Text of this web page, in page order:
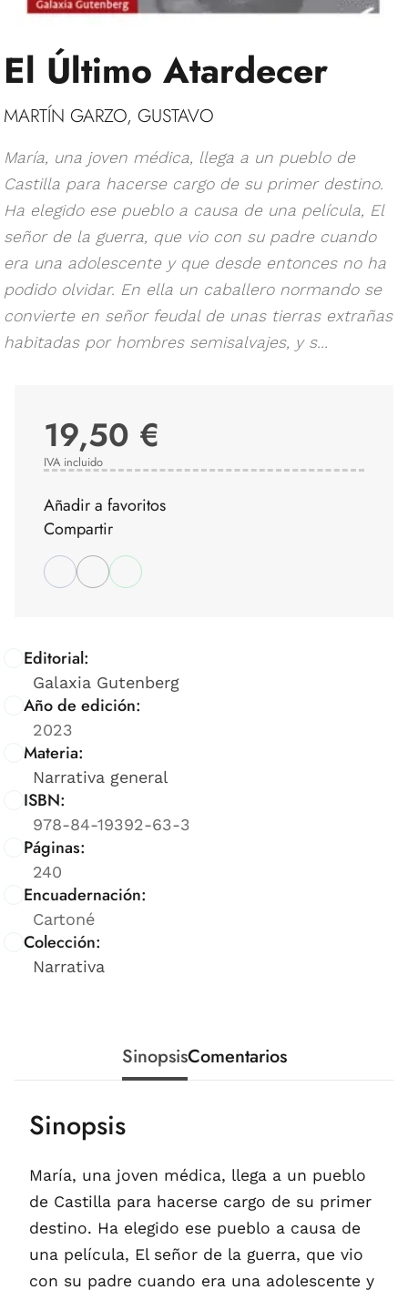
El Último Atardecer
MARTÍN GARZO, GUSTAVO
María, una joven médica, llega a un pueblo de
Castilla para hacerse cargo de su primer destino.
Ha elegido ese pueblo a causa de una película, El
señor de la guerra, que vio con su padre cuando
era una adolescente y que desde entonces no ha
podido olvidar. En ella un caballero normando se
convierte en señor feudal de unas tierras extrañas
habitadas por hombres semisalvajes, y s...
Editorial:
Galaxia Gutenberg
Año de edición:
2023
Materia:
Narrativa general
ISBN:
978-84-19392-63-3
Páginas:
240
Encuadernación:
Cartoné
Colección:
Narrativa
19,50 €
IVA incluido
Añadir a favoritos
Compartir
SinopsisComentarios
Sinopsis
María, una joven médica, llega a un pueblo
de Castilla para hacerse cargo de su primer
destino. Ha elegido ese pueblo a causa de
una película, El señor de la guerra, que vio
con su padre cuando era una adolescente y